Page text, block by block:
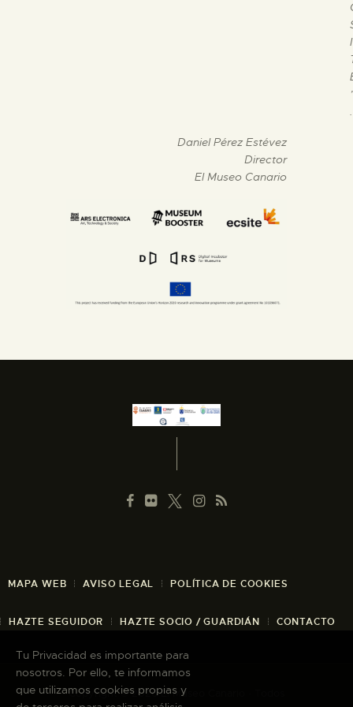
I
.
Daniel Pérez Estévez
Director
El Museo Canario
MAPA WEB AVISO LEGAL POLÍTICA DE COOKIES
HAZTE SEGUIDOR HAZTE SOCIO / GUARDIÁN CONTACTO
Copyright © 2026 El Museo Canario · Todos
Tu Privacidad es importante para
nosotros. Por ello, te informamos
que utilizamos cookies propias y